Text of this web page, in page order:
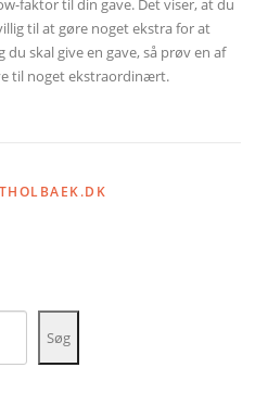
faktor til din gave. Det viser, at du
til at gøre noget ekstra for at
skal give en gave, så prøv en af
til noget ekstraordinært.
Søg